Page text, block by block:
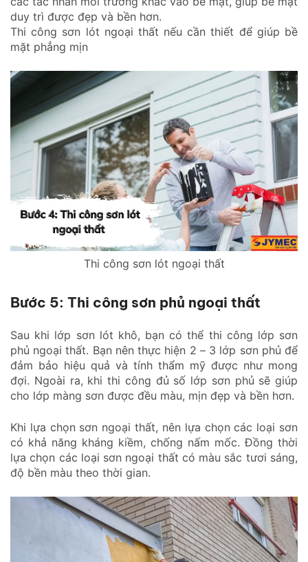
duy trì được đẹp và bền hơn.
Thi công sơn lót ngoại thất nếu cần thiết để giúp bề
mặt phẳng mịn
Thi công sơn lót ngoại thất
Bước 5: Thi công sơn phủ ngoại thất
Sau khi lớp sơn lót khô, bạn có thể thi công lớp sơn
phủ ngoại thất. Bạn nên thực hiện 2 – 3 lớp sơn phủ để
đảm bảo hiệu quả và tính thẩm mỹ được như mong
đợi. Ngoài ra, khi thi công đủ số lớp sơn phủ sẽ giúp
cho lớp màng sơn được đều màu, mịn đẹp và bền hơn.
Khi lựa chọn sơn ngoại thất, nên lựa chọn các loại sơn
có khả năng kháng kiềm, chống nấm mốc. Đồng thời
lựa chọn các loại sơn ngoại thất có màu sắc tươi sáng,
độ bền màu theo thời gian.